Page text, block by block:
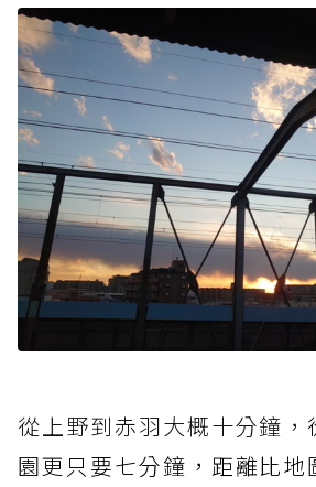
從上野到赤羽大概十分鐘，
園更只要七分鐘，距離比地